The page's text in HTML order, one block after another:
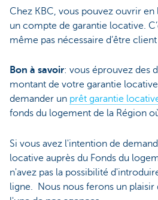
Chez KBC, vous pouvez ouvrir
un compte de garantie locative.
même pas nécessaire d’être
Bon à savoir: vous éprouvez des
montant de votre garantie
demander un prêt garantie
fonds du logement de la Région
Si vous avez l'intention de
locative auprès du Fonds du
n'avez pas la possibilité
ligne. Nous nous ferons un plaisir